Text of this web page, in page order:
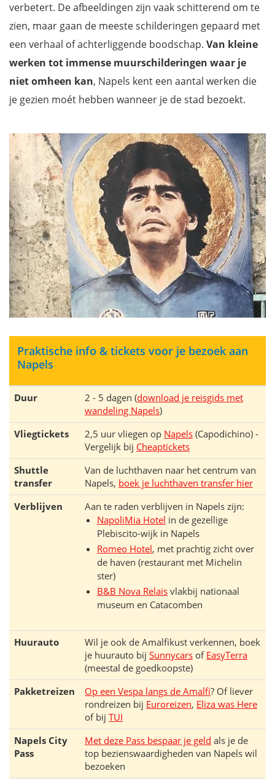
verbetert. De afbeeldingen zijn vaak schitterend om te
zien, maar gaan de meeste schilderingen gepaard met
een verhaal of achterliggende boodschap. Van kleine
werken tot immense muurschilderingen waar je
niet omheen kan, Napels kent een aantal werken die
je gezien moét hebben wanneer je de stad bezoekt.
Praktische info & tickets voor je bezoek aan
Napels
Duur 2 - 5 dagen (download je reisgids met
wandeling Napels)
Vliegtickets
2,5 uur vliegen op Napels (Capodichino) -
Vergelijk bij Cheaptickets
Shuttle
transfer
Van de luchthaven naar het centrum van
Napels, boek je luchthaven transfer hier
Verblijven
Aan te raden verblijven in Napels zijn:
NapoliMia Hotel in de gezellige
Plebiscito-wijk in Napels
Romeo Hotel, met prachtig zicht over
de haven (restaurant met Michelin
ster)
B&B Nova Relais vlakbij nationaal
museum en Catacomben
Huurauto
Wil je ook de Amalfikust verkennen, boek
je huurauto bij Sunnycars of EasyTerra
(meestal de goedkoopste)
Pakketreizen
Op een Vespa langs de Amalfi? Of liever
rondreizen bij Euroreizen, Eliza was Here
of bij TUI
Napels City
Pass
Met deze Pass bespaar je geld als je de
top bezienswaardigheden van Napels wil
bezoeken